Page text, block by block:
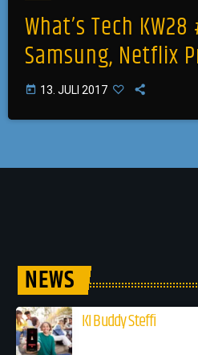
What’s Tech
Samsung, Netflix
Mobiltelefone
today 13. JULI 2017
NEWS
KI Buddy Steffi